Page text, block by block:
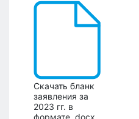
Скачать бланк
заявления за
2023 гг. в
формате .docx